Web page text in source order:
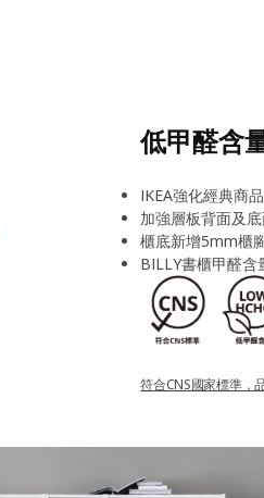
低甲醛含
IKEA強化經典商
加強層板背面及
櫃底新增5mm櫃
BILLY書櫃甲醛含
符合CNS國家標準，